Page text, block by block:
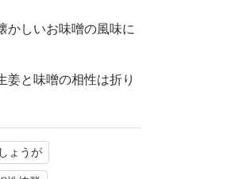
かしいお味噌の風味に
姜と味噌の相性は折り
味噌のまろやかさが広
ょうが